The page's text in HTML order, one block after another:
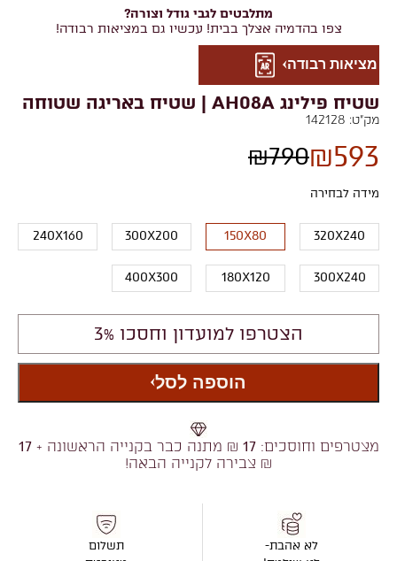
שטיח פילינג AH08A | שטיח באריגה שטוחה
מק"ט: 142128
₪790₪593
מידה לבחירה
320X240
150X80
300X200
240X160
300X240
180X120
400X300
הצטרפו למועדון וחסכו 3%
הוספה לסל
מצטרפים וחוסכים:17 ₪ מתנה כבר בקנייה הראשונה +17
₪ צבירה לקנייה הבאה!
לא אהבת-
תשלום
מתלבטים לגבי גודל וצורה?
צפו בהדמיה אצלך בבית! עכשיו גם במציאות רבודה!
מציאות רבודה